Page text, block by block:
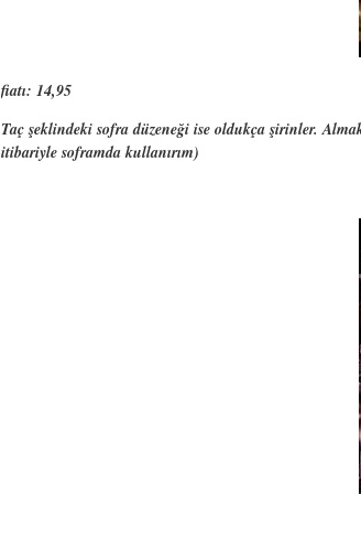
fiatı: 14,95
Taç şeklindeki sofra düzeneği ise oldukça şirinler.
itibariyle soframda kullanırım)